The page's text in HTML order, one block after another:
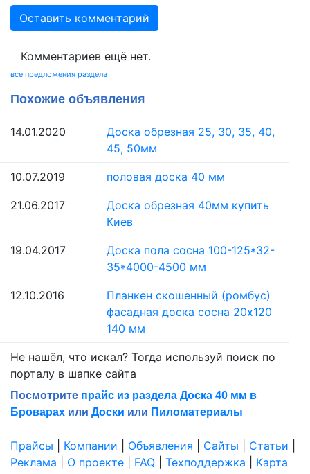
Оставить комментарий
Комментариев ещё нет.
все предложения раздела
Похожие объявления
14.01.2020
Доска обрезная 25, 30, 35, 40,
45, 50мм
10.07.2019 половая доска 40 мм
21.06.2017
Доска обрезная 40мм купить
Киев
19.04.2017
Доска пола сосна 100-125*32-
35*4000-4500 мм
12.10.2016
Планкен скошенный (ромбус)
фасадная доска сосна 20х120
140 мм
Не нашёл, что искал? Тогда используй поиск по
порталу в шапке сайта
Посмотрите прайс из раздела Доска 40 мм в
Броварах или Доски или Пиломатериалы
Прайсы Компании Объявления Сайты Статьи
Реклама
О проекте FAQ Техподдержка
Карта